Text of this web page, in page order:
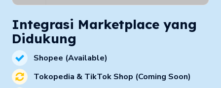
Integrasi Marketplace yang
Didukung
Shopee (Available)
Tokopedia & TikTok Shop (Coming Soon)